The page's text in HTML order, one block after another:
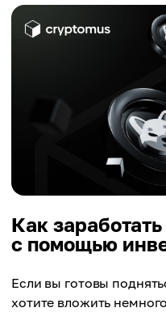
Как
с помощью
Если вы готовы
хотите вложить